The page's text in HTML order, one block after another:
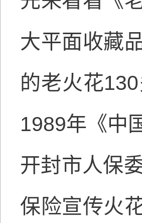
大平面收藏
的老火花
1989年《中
开封市人保
保险宣传火